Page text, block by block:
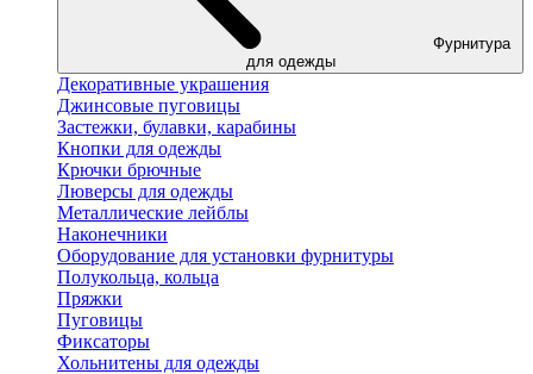
Фурнитура
для одежды
Декоративные украшения
Джинсовые пуговицы
Застежки, булавки, карабины
Кнопки для одежды
Крючки брючные
Люверсы для одежды
Металлические лейблы
Наконечники
Оборудование для установки фурнитуры
Полукольца, кольца
Пряжки
Пуговицы
Фиксаторы
Хольнитены для одежды